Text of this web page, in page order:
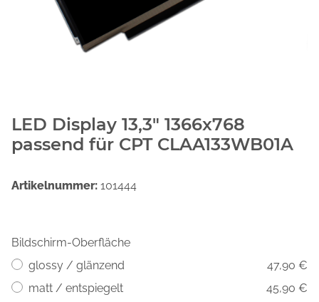
LED Display 13,3" 1366x768
passend für CPT CLAA133WB01A
Artikelnummer: 101444
Bildschirm-Oberfläche
glossy / glänzend
47,90 €
matt / entspiegelt
45,90 €